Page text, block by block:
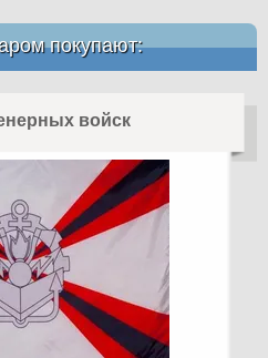
покупают:
войск